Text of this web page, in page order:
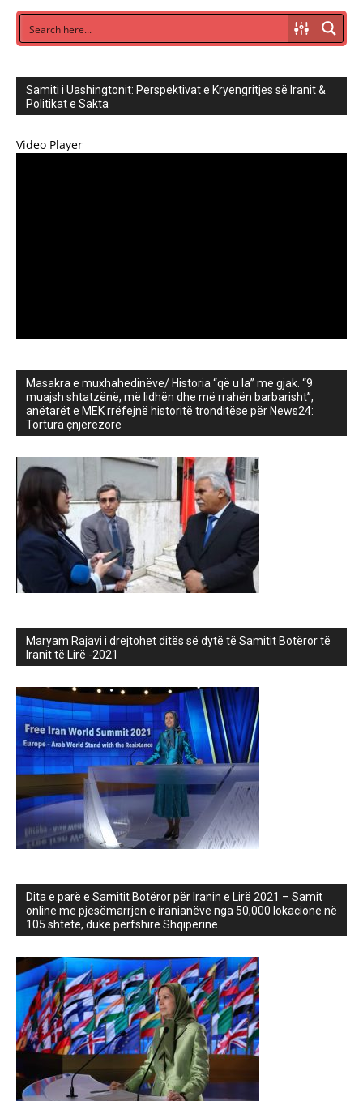
Samiti i Uashingtonit: Perspektivat e Kryengritjes së Iranit &
Politikat e Sakta
Video Player
Masakra e muxhahedinëve/ Historia “që u la” me gjak. “9
muajsh shtatzënë, më lidhën dhe më rrahën barbarisht”,
anëtarët e MEK rrëfejnë historitë tronditëse për News24:
Tortura çnjerëzore
Maryam Rajavi i drejtohet ditës së dytë të Samitit Botëror të
Iranit të Lirë -2021
Dita e parë e Samitit Botëror për Iranin e Lirë 2021 – Samit
online me pjesëmarrjen e iranianëve nga 50,000 lokacione në
105 shtete, duke përfshirë Shqipërinë